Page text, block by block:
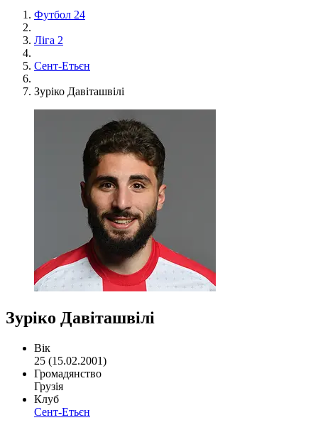
Футбол 24
Ліга 2
Сент-Етьєн
Зуріко Давіташвілі
Зуріко Давіташвілі
Вік
25 (15.02.2001)
Громадянство
Грузія
Клуб
Сент-Етьєн